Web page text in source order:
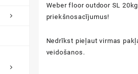
Weber floor outdoor SL 20kg
prie kšnosacījumus!
Nedrīkst pie ļautvirmas pa k ļ
veidošanos .